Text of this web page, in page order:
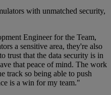
with unmatched security,
Engineer for the Team,
a sensitive area, they're also
trust that the data security is in
that peace of mind. The work
track so being able to push
is a win for my team."